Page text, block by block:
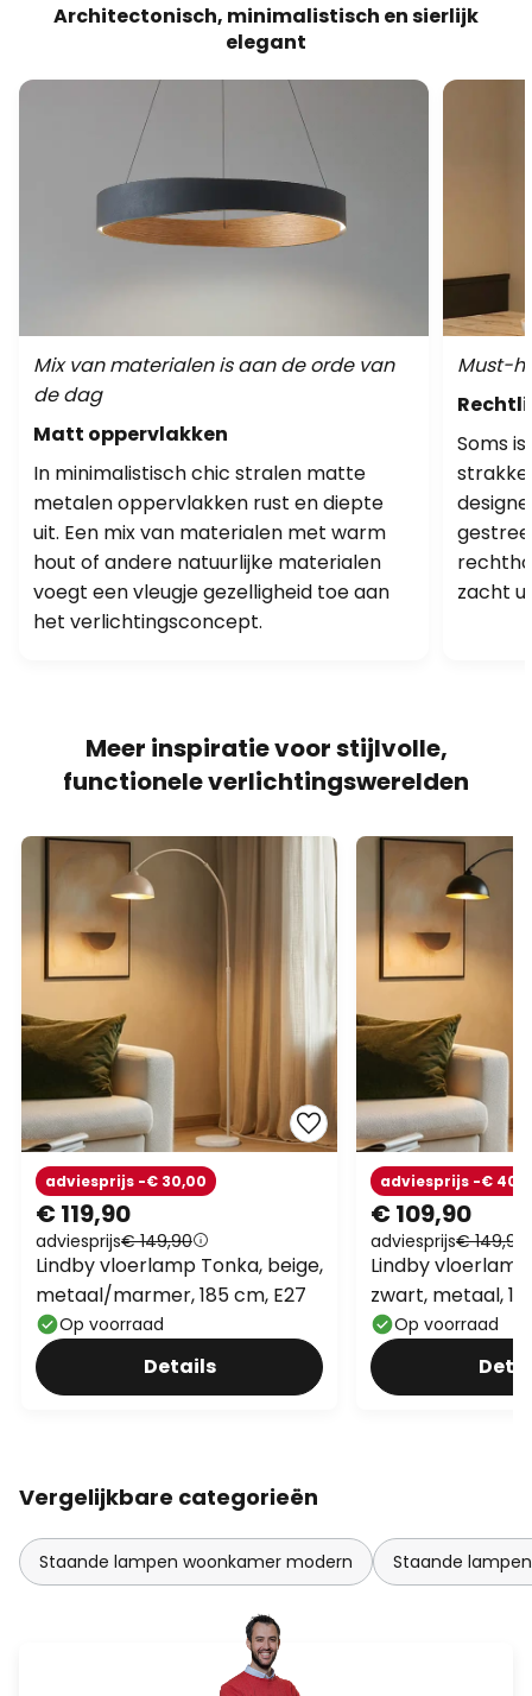
Architectonisch, minimalistisch en sierlijk
elegant
Mix van materialen is aan de orde van
de dag
Matt oppervlakken
In minimalistisch chic stralen matte
metalen oppervlakken rust en diepte
uit. Een mix van materialen met warm
hout of andere natuurlijke materialen
voegt een vleugje gezelligheid toe aan
het verlichtingsconcept.
Must-
Soms
zacht
Meer inspiratie voor stijlvolle,
functionele verlichtingswerelden
€ 119,90
adviesprijs€ 149,90
adviesprijs -€ 30,00
Lindby vloerlamp Tonka, beige,
metaal/marmer, 185 cm, E27
Op voorraad
Details
€ 109,90
adviesprijs€ 149,90
adviesprijs -€
Lindby
zwart, metaal,
Op voorraad
Vergelijkbare categorieën
Staande lampen woonkamer modern Staande